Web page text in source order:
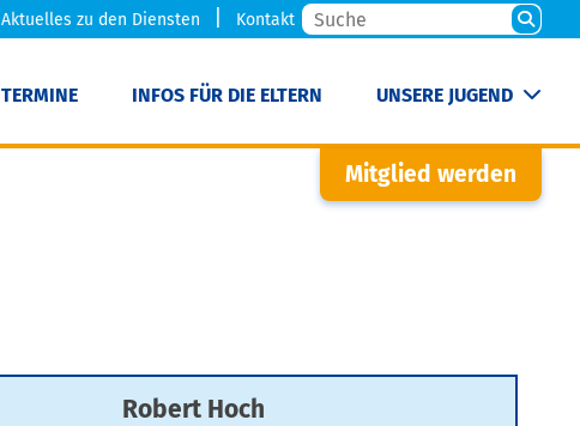
Aktuelles zu den Diensten Kontakt
TERMINE INFOS FÜR DIE ELTERN UNSERE JUGEND
Mitglied werden
Robert Hoch